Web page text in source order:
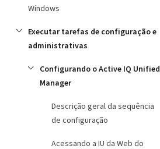
Windows
Executar tarefas de configuração e
administrativas
Configurando o Active IQ Unified
Manager
Descrição geral da sequência
de configuração
Acessando a IU da Web do